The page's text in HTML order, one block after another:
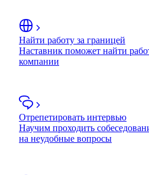
Найти работу за границей
Наставник поможет найти
компании
Отрепетировать интервью
Научим проходить
на неудобные вопросы